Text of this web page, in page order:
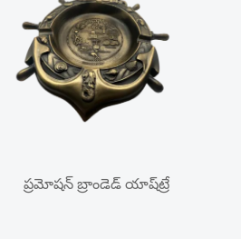
ప్రమోషన్ బ్రాండెడ్ యాష్‌ట్రే